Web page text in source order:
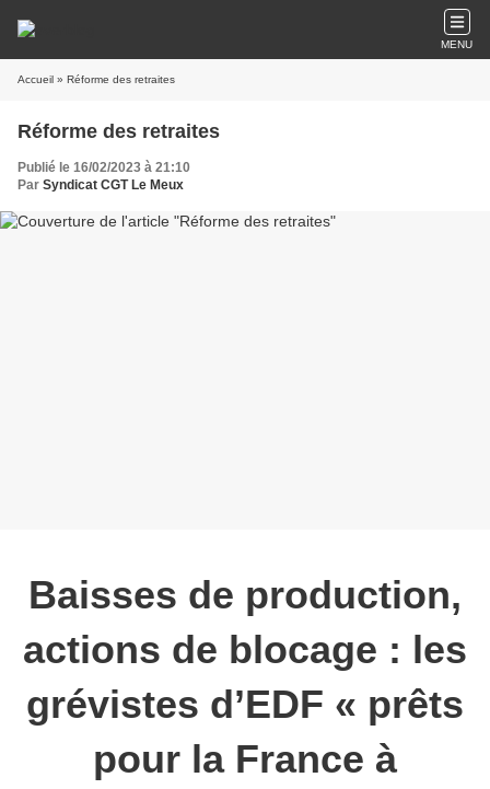
MENU
Accueil » Réforme des retraites
Réforme des retraites
Publié le 16/02/2023 à 21:10
Par Syndicat CGT Le Meux
Baisses de production,
actions de blocage : les
grévistes d’EDF « prêts
pour la France à